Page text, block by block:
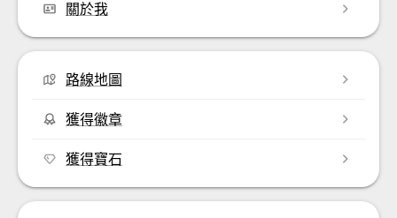
關於我
路線地圖
獲得徽章
獲得寶石